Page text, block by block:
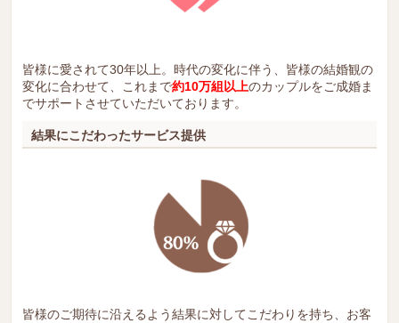
皆様に愛されて30年以上。時代の変化に伴う、皆様の結婚観の
変化に合わせて、これまで約10万組以上のカップルをご成婚ま
でサポートさせていただいております。
結果にこだわったサービス提供
皆様のご期待に沿えるよう結果に対してこだわりを持ち、お客